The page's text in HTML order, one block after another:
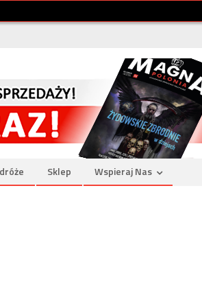
Sklep Wspieraj Nas